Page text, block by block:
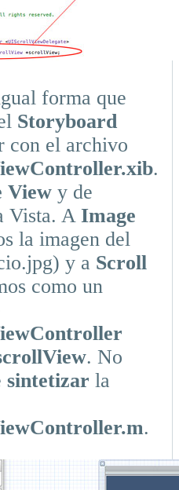
forma que
Storyboard
con el archivo
.
View y de
Vista. A Image
la imagen del
y a Scroll
como un
. No
sintetizar la
.